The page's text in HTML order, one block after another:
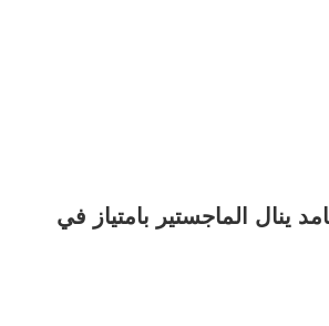
ينال الماجستير بامتياز في